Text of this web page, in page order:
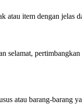
item dengan
atau barang-